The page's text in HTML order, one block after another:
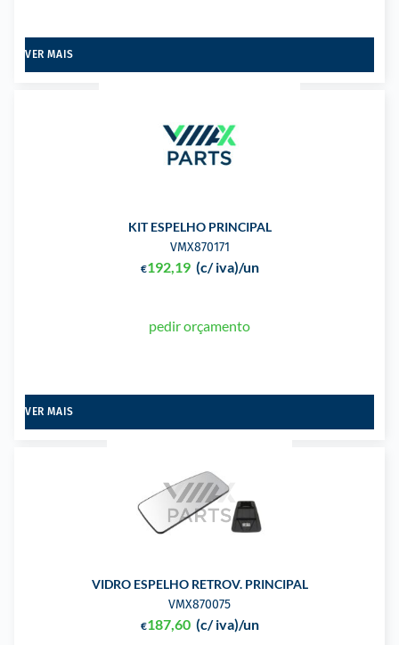
VER MAIS
KIT ESPELHO PRINCIPAL
VMX870171
€192,19 (c/ iva)/un
pedir orçamento
VER MAIS
VIDRO ESPELHO RETROV. PRINCIPAL
VMX870075
€187,60 (c/ iva)/un